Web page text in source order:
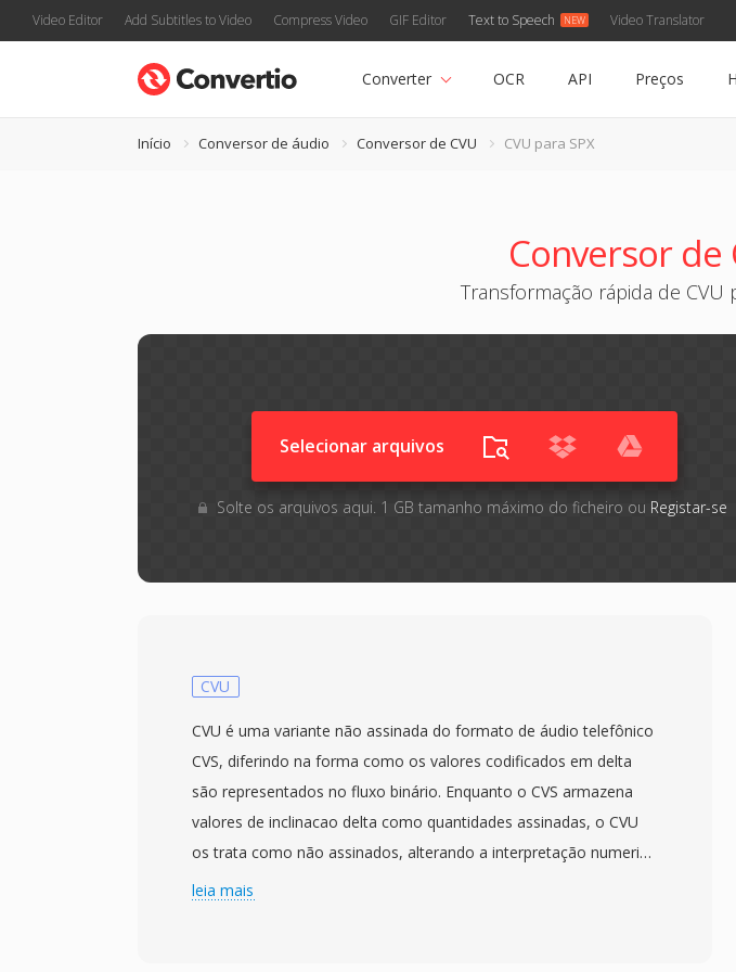
Video Editor Add Subtitles to Video Compress Video GIF Editor Text to Speech Video Translator
Converter OCR API Preços
Início Conversor de áudio Conversor de CVU CVU para SPX
Conversor de
Transformação rápida de
Selecionar arquivos
Solte os arquivos aqui. 1 GB tamanho máximo do ficheiro ou Registar-se
CVU
CVU é uma variante não assinada do formato de áudio telefônico
CVS, diferindo na forma como os valores codificados em delta
são representados no fluxo binário. Enquanto o CVS armazena
valores de inclinacao delta como quantidades assinadas, o CVU
os trata como não assinados, alterando a interpretação numerica
de cada amostra. Ambos compartilham a técnica subjacente de
leia mais